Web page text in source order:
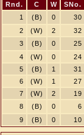
Rnd. C W SNo.
1
(B) 0 30
2
(W) 2 32
3
(B) 0 25
4
(W) 0 24
5
(B) 1 31
6
(W) 1 27
7
(W) 2 19
8
(B) 0 6
9
(B) 0 10